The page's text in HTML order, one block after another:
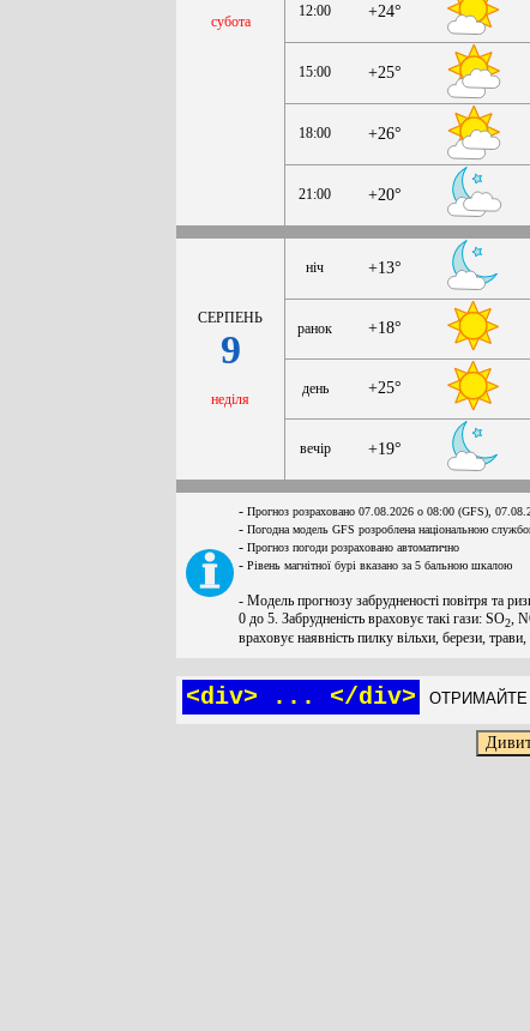
субота
12:00 +24°
15:00 +25°
18:00 +26°
21:00 +20°
СЕРПЕНЬ
9
неділя
ніч +13°
ранок +18°
день +25°
вечір +19°
- Прогноз розраховано 07.08.2026 о 08:00 (GFS),
- Погодна модель GFS розроблена національною
- Прогноз погоди розраховано автоматично
- Рівень магнітної бурі вказано за 5 бальною шкалою
- Модель прогнозу забрудненості повітря та
0 до 5. Забрудненість враховує такі гази: SO2 ,
враховує наявність пилку вільхи, берези,
<div> ... </div> ОТРИМАЙТЕ